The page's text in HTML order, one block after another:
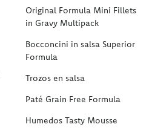
Original Formula Mini Fillets
in Gravy Multipack
Bocconcini in salsa Superior
Formula
Trozos en salsa
Paté Grain Free Formula
Humedos Tasty Mousse